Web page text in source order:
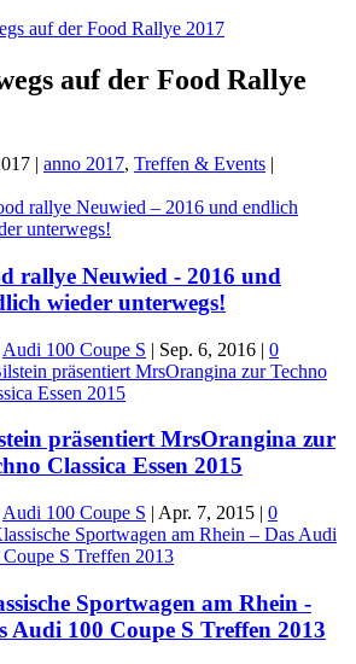
auf der Food Rallye
| anno 2017, Treffen & Events |
rallye Neuwied - 2016 und
wieder unterwegs!
Audi 100 Coupe S | Sep. 6, 2016 | 0
präsentiert MrsOrangina zur
Classica Essen 2015
Audi 100 Coupe S | Apr. 7, 2015 | 0
Sportwagen am Rhein -
Audi 100 Coupe S Treffen 2013